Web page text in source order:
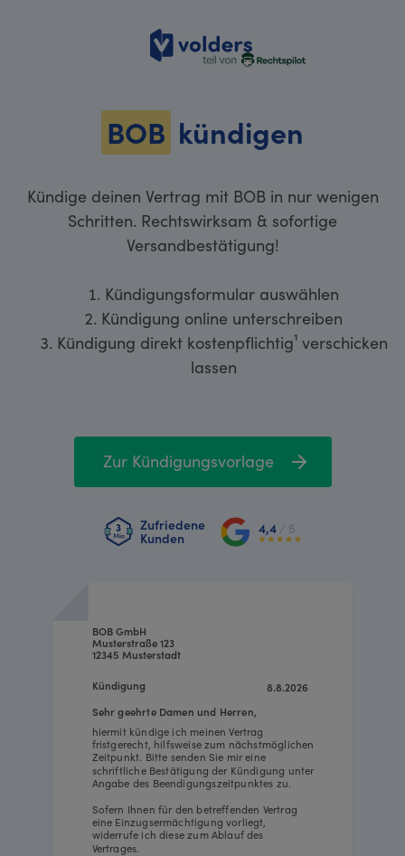
volders
BOB kündigen
Kündige deinen Vertrag mit BOB in nur wenigen
Schritten. Rechtswirksam & sofortige
Versandbestätigung!
Kündigungsformular auswählen
Kündigung online unterschreiben
Kündigung direkt kostenpflichtig¹ verschicken
lassen
Zur Kündigungsvorlage
Zufriedene
Kunden
4,4 / 5
8.8.2026
BOB GmbH
Musterstraße 123
12345 Musterstadt
hiermit kündige ich meinen Vertrag
fristgerecht, hilfsweise zum nächstmöglichen
Zeitpunkt. Bitte senden Sie mir eine
schriftliche Bestätigung der Kündigung unter
Angabe des Beendigungszeitpunktes zu.
Sofern Ihnen für den betreffenden Vertrag
eine Einzugsermächtigung vorliegt,
widerrufe ich diese zum Ablauf des
Vertrages.
Sehr geehrte Damen und Herren,
Kündigung